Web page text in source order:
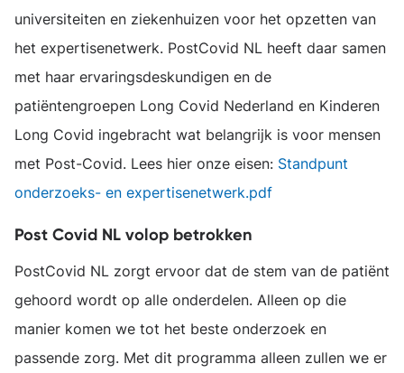
universiteiten en ziekenhuizen voor het opzetten van
het expertisenetwerk. PostCovid NL heeft daar samen
met haar ervaringsdeskundigen en de
patiëntengroepen Long Covid Nederland en Kinderen
Long Covid ingebracht wat belangrijk is voor mensen
met Post-Covid. Lees hier onze eisen: Standpunt
onderzoeks- en expertisenetwerk.pdf
Post Covid NL volop betrokken
PostCovid NL zorgt ervoor dat de stem van de patiënt
gehoord wordt op alle onderdelen. Alleen op die
manier komen we tot het beste onderzoek en
passende zorg. Met dit programma alleen zullen we er